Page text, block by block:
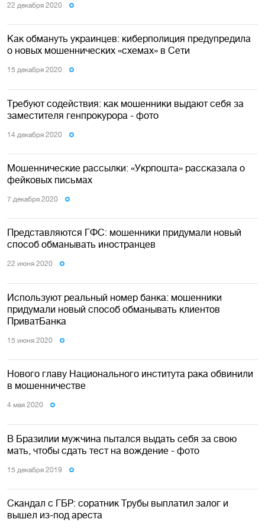
22 декабря 2020
Как обмануть украинцев: киберполиция предупредила
о новых мошеннических «схемах» в Сети
15 декабря 2020
Требуют содействия: как мошенники выдают себя за
заместителя генпрокурора - фото
14 декабря 2020
Мошеннические рассылки: «Укрпошта» рассказала о
фейковых письмах
7 декабря 2020
Представляются ГФС: мошенники придумали новый
способ обманывать иностранцев
22 июня 2020
Используют реальный номер банка: мошенники
придумали новый способ обманывать клиентов
ПриватБанка
15 июня 2020
Нового главу Национального института рака обвинили
в мошенничестве
4 мая 2020
В Бразилии мужчина пытался выдать себя за свою
мать, чтобы сдать тест на вождение - фото
15 декабря 2019
Скандал с ГБР: соратник Трубы выплатил залог и
вышел из-под ареста